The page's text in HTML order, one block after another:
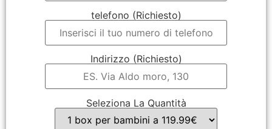
telefono (Richiesto)
Indirizzo (Richiesto)
Seleziona La Quantità